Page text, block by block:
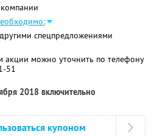
компании
спецпредложениями
можно уточнить по телефону
51
2018 включительно
купоном